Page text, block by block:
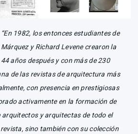
“En 1982, los entonces estudiantes de
y Richard Levene crearon la
años después y con más de 230
de las revistas de arquitectura más
con presencia en prestigiosas
activamente en la formación de
arquitectos y arquitectas de todo el
sino también con su colección